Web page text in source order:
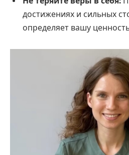
достижениях и сильных
определяет вашу